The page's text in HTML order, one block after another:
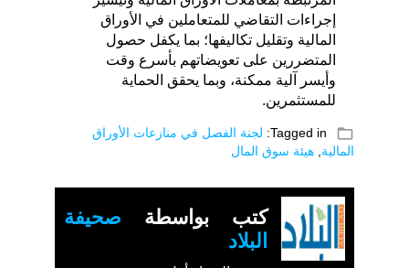
إجراءات التقاضي للمتعاملين في الأوراق
المالية وتقليل تكاليفها؛ بما يكفل حصول
المتضررين على تعويضاتهم بأسرع وقت
وأيسر آلية ممكنة، وبما يحقق الحماية
للمستثمرين.
folder_open
Tagged in: لجنة الفصل في منازعات الأوراق
المالية, هيئة سوق المال
كتب بواسطة صحيفة
البلاد